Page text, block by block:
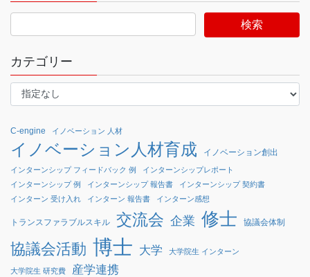
カテゴリー
C-engine イノベーション 人材
イノベーション人材育成 イノベーション創出
インターンシップ フィードバック 例
インターンシップレポート
インターンシップ 例
インターンシップ 報告書
インターンシップ 契約書
インターン 受け入れ
インターン 報告書 インターン感想
トランスファラブルスキル 交流会 企業 修士 協議会体制
協議会活動 博士 大学 大学院生 インターン
大学院生 研究費 産学連携